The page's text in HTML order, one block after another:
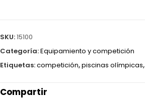
SKU:15100
Categoría:Equipamiento y competición
Etiquetas:competición,piscinas olímpicas,
Compartir